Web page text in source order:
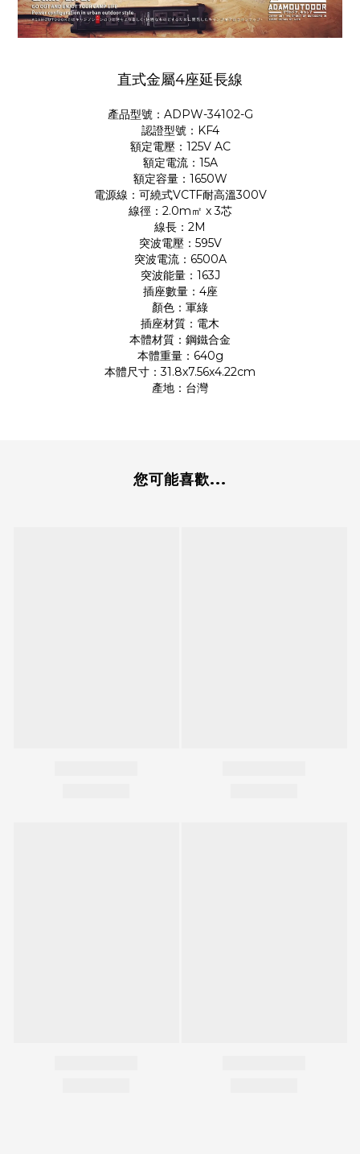
直式金屬4座延長線
產品型號：ADPW-34102-G
認證型號：KF4
額定電壓：125V AC
額定電流：15A
額定容量：1650W
電源線：可繞式VCTF耐高溫300V
線徑：2.0m㎡ x 3芯
線長：2M
突波電壓：595V
突波電流：6500A
突波能量：163J
插座數量：4座
顏色：軍綠
插座材質：電木
本體材質：鋼鐵合金
本體重量：640g
本體尺寸：31.8x7.56x4.22cm
產地：台灣
您可能喜歡...